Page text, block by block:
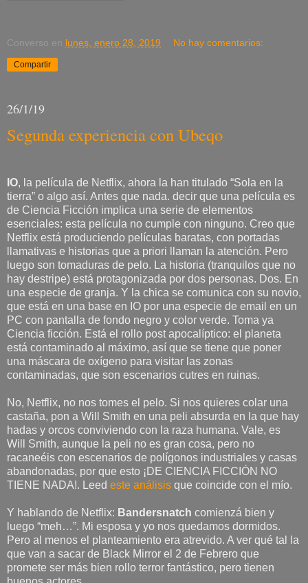
Converso en lunes, enero 28, 2019 No hay comentarios:
Compartir
26/1/19
Segunda experiencia con Ubeqo
IO, la película de Netflix, ahora la han titulado “Sola en la
tierra” o algo así. Antes que nada. decir que una película es
de Ciencia Ficción implica una serie de elementos
esenciales: esta película no cumple con ninguno. Creo que
Netflix está produciendo películas baratas, con portadas
llamativas e historias que a priori llaman la atención. Pero
luego son tomaduras de pelo. La historia (tranquilos que no
hay destripe) está protagonizada por dos personas. Dos. En
una especie de granja. Y la chica se comunica con su novio,
que está en una base en IO por una especie de email en un
PC con pantalla de fondo negro y color verde. Toma ya
Ciencia ficción. Está el rollo post apocalíptico: el planeta
está contaminado al máximo, así que se tiene que poner
una máscara de oxígeno para visitar las zonas
contaminadas, que son escenarios cutres en ruinas.
No, Netflix, no nos tomes el pelo. Si nos quieres colar una
castaña, pon a Will Smith en una peli absurda en la que hay
hadas y orcos conviviendo con la raza humana. Vale, es
Will Smith, aunque la peli no es gran cosa, pero no
racaneéis con escenarios de polígonos industriales y casas
abandonadas, por que esto ¡DE CIENCIA FICCIÓN NO
TIENE NADA!. Leed este análisis que coincide con el mío.
Y hablando de Netflix: Bandersnatch comienzá bien y
luego “meh…”. Mi esposa y yo nos quedamos dormidos.
Pero al menos el planteamiento era atrevido. A ver qué tal la
que van a sacar de Black Mirror el 2 de Febrero que
promete ser más bien rollo terror fantástico, pero tienen